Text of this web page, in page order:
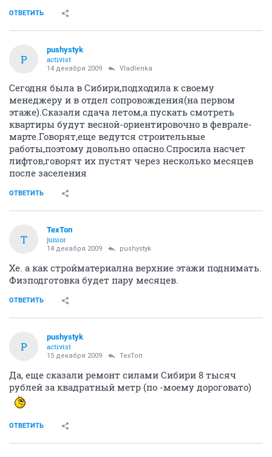
ОТВЕТИТЬ
P
pushystyk
activist
14 декабря 2009 Vladlenka
Сегодня была в Сибири,подходила к своему
менеджеру и в отдел сопровождения(на первом
этаже).Сказали сдача летом,а пускать смотреть
квартиры будут весной-ориентировочно в феврале-
марте.Говорят,еще ведутся строительные
работы,поэтому довольно опасно.Спросила насчет
лифтов,говорят их пустят через несколько месяцев
после заселения
ОТВЕТИТЬ
Т
ТехТоп
junior
14 декабря 2009 pushystyk
Хе. а как стройматериална верхние этажи поднимать.
Физподготовка будет пару месяцев.
ОТВЕТИТЬ
P
pushystyk
activist
15 декабря 2009 ТехТоп
Да, еще сказали ремонт силами Сибири 8 тысяч
рублей за квадратный метр (по -моему дороговато)
ОТВЕТИТЬ